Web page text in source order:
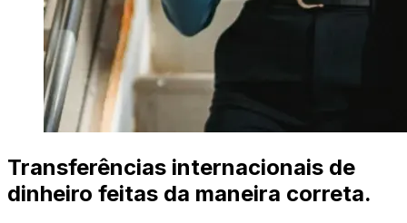
Transferências internacionais de
dinheiro feitas da maneira correta.